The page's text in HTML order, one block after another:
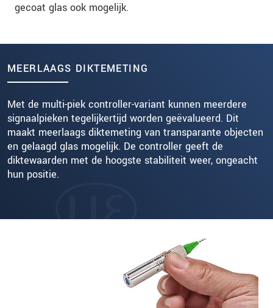
gecoat glas ook mogelijk.
MEERLAAGS DIKTEMETING
Met de multi-piek controller-variant kunnen meerdere
signaalpieken tegelijkertijd worden geëvalueerd. Dit
maakt meerlaags diktemeting van transparante objecten
en gelaagd glas mogelijk. De controller geeft de
diktewaarden met de hoogste stabiliteit weer, ongeacht
hun positie.